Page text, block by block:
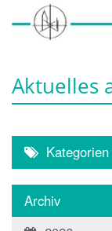
Aktuelles
Kategorien
Archiv